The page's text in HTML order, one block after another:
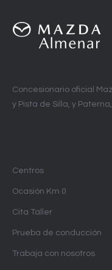
Concesionario oficial
y Pista de Silla, y
Centros
Ocasión Km 0
Cita Taller
Prueba de conducción
Trabaja con nosotros